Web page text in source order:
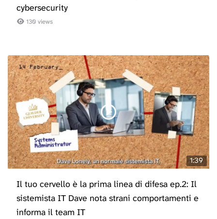
cybersecurity
130 views
1:39
Il tuo cervello è la prima linea di difesa ep.2: Il
sistemista IT Dave nota strani comportamenti e
informa il team IT